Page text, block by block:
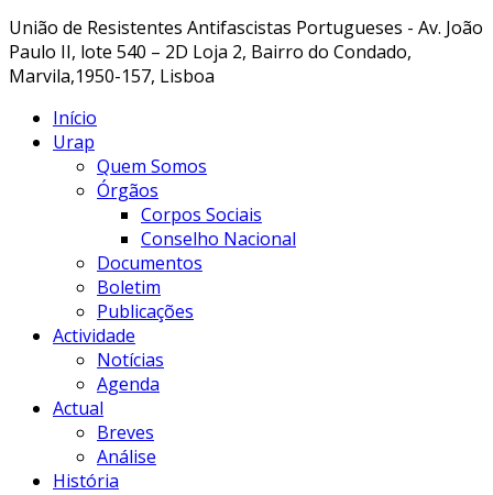
União de Resistentes Antifascistas Portugueses - Av. João
Paulo II, lote 540 – 2D Loja 2, Bairro do Condado,
Marvila,1950-157, Lisboa
Início
Urap
Quem Somos
Órgãos
Corpos Sociais
Conselho Nacional
Documentos
Boletim
Publicações
Actividade
Notícias
Agenda
Actual
Breves
Análise
História